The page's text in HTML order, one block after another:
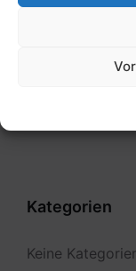
Kategorien
Keine